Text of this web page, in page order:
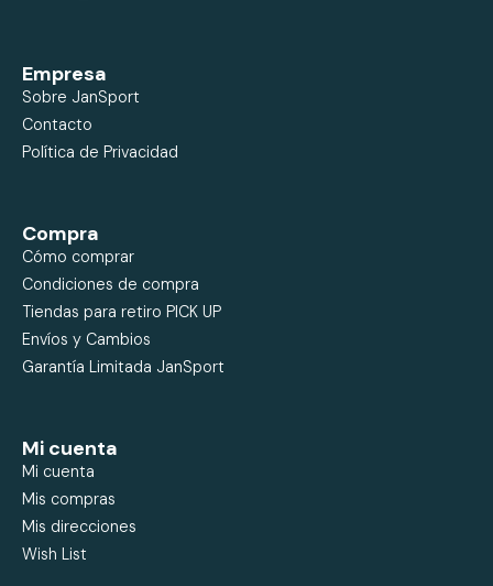
Empresa
Sobre JanSport
Contacto
Política de Privacidad
Compra
Cómo comprar
Condiciones de compra
Tiendas para retiro PICK UP
Envíos y Cambios
Garantía Limitada JanSport
Mi cuenta
Mi cuenta
Mis compras
Mis direcciones
Wish List